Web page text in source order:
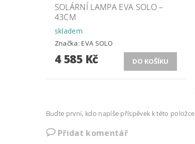
SOLÁRNÍ LAMPA EVA SOLO –
43CM
skladem
Značka:EVA SOLO
4 585 Kč
Buďte první, kdo napíše příspěvek k této položce.
Přidat komentář